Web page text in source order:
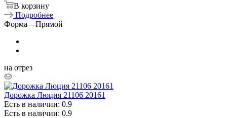
В корзину
Подробнее
Форма—Прямой
на отрез
Дорожка Люция 21106 20161
Есть в наличии: 0.9
Есть в наличии: 0.9